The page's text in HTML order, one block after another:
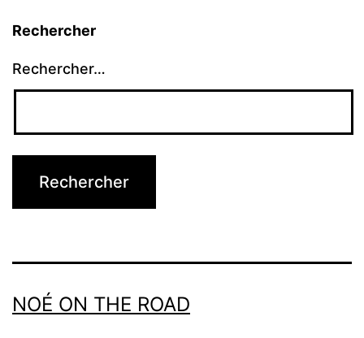
Rechercher
Rechercher…
NOÉ ON THE ROAD